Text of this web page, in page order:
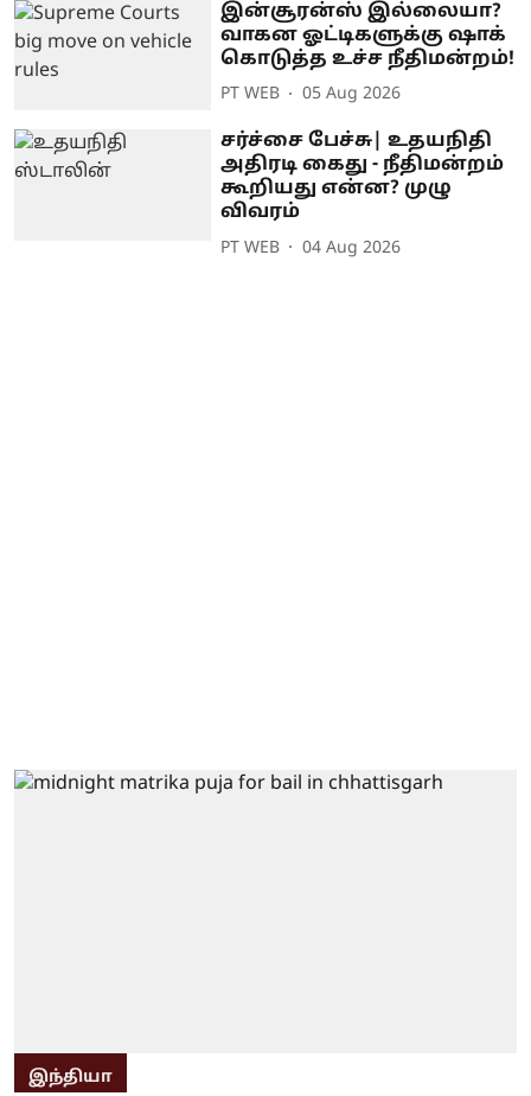
இன்சூரன்ஸ் இல்லையா?
வாகன ஓட்டிகளுக்கு ஷாக்
கொடுத்த உச்ச நீதிமன்றம்!
PT WEB 05 Aug 2026
சர்ச்சை பேச்சு| உதயநிதி
அதிரடி கைது - நீதிமன்றம்
கூறியது என்ன? முழு
விவரம்
PT WEB 04 Aug 2026
இந்தியா